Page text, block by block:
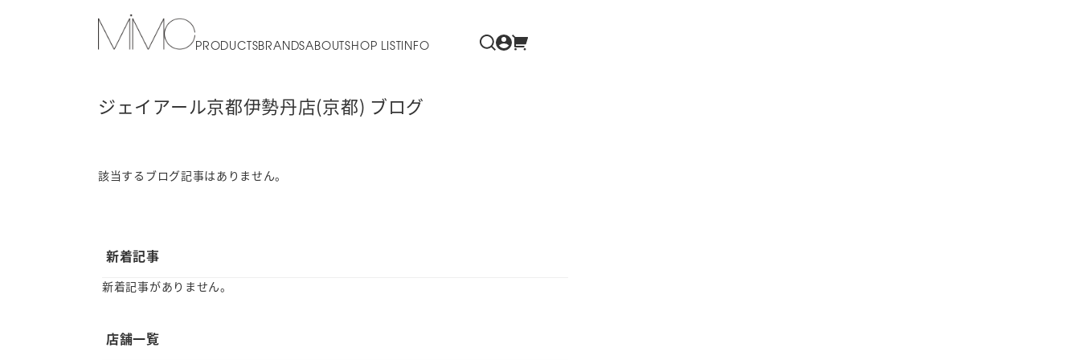
PRODUCTSBRANDSABOUTSHOP LIST INFO
新着記事
新着記事がありません。
店舗一覧
ジェイアール京都伊勢丹店(京都) ブログ
該当するブログ記事はありません。